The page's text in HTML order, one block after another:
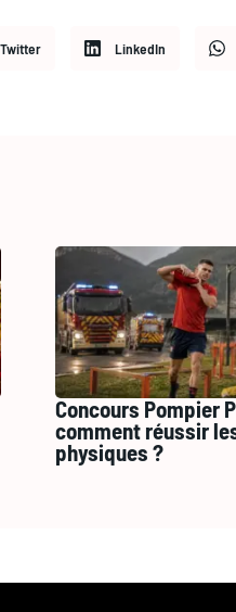
Twitter LinkedIn
Concours Pompier
comment réussir
physiques ?